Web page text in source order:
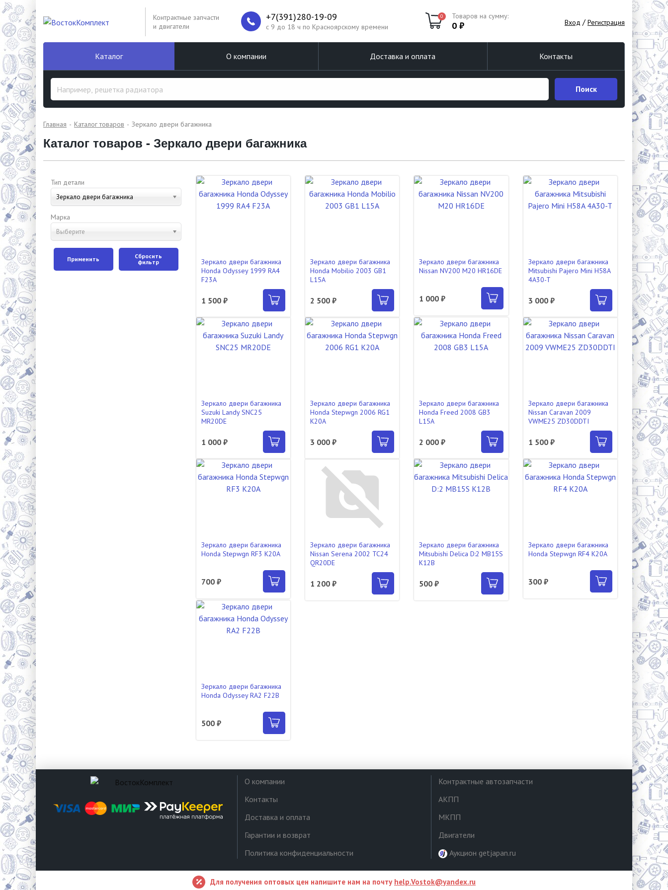
Контрактные запчасти
и двигатели
+7(391)280-19-09
c 9 до 18 ч по Красноярскому времени
0 Товаров на сумму:
0 ₽ Вход / Регистрация
Каталог О компании Доставка и оплата Контакты
Поиск
Главная Каталог товаров Зеркало двери багажника
Каталог товаров - Зеркало двери багажника
Тип детали
Зеркало двери багажника
Марка
Выберите
Применить
Сбросить
фильтр
Зеркало двери багажника
Honda Odyssey 1999 RA4
F23A
1 500 ₽
Зеркало двери багажника
Honda Mobilio 2003 GB1
L15A
2 500 ₽
Зеркало двери багажника
Nissan NV200 M20 HR16DE
1 000 ₽
Зеркало двери багажника
Mitsubishi Pajero Mini H58A
4A30-T
3 000 ₽
Зеркало двери багажника
Suzuki Landy SNC25
MR20DE
1 000 ₽
Зеркало двери багажника
Honda Stepwgn 2006 RG1
K20A
3 000 ₽
Зеркало двери багажника
Honda Freed 2008 GB3
L15A
2 000 ₽
Зеркало двери багажника
Nissan Caravan 2009
VWME25 ZD30DDTI
1 500 ₽
Зеркало двери багажника
Honda Stepwgn RF3 K20A
700 ₽
Зеркало двери багажника
Nissan Serena 2002 TC24
QR20DE
1 200 ₽
Зеркало двери багажника
Mitsubishi Delica D:2 MB15S
K12B
500 ₽
Зеркало двери багажника
Honda Stepwgn RF4 K20A
300 ₽
Зеркало двери багажника
Honda Odyssey RA2 F22B
500 ₽
О компании
Контакты
Доставка и оплата
Гарантии и возврат
Политика конфиденциальности
Контрактные автозапчасти
АКПП
МКПП
Двигатели
Аукцион getjapan.ru
Для получения оптовых цен напишите нам на почту help.Vostok@yandex.ru